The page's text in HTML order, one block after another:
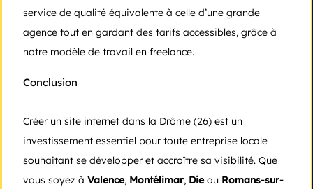
service de qualité équivalente à celle d’une grande
agence tout en gardant des tarifs accessibles, grâce à
notre modèle de travail en freelance.
Conclusion
Créer un site internet dans la Drôme (26) est un
investissement essentiel pour toute entreprise locale
souhaitant se développer et accroître sa visibilité. Que
vous soyez à Valence, Montélimar, Dieou Romans-sur-